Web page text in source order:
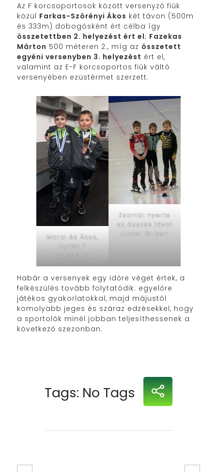
Az F korcsoportosok között versenyző fiúk
közül Farkas-Szörényi Ákos két távon (500m
és 333m) dobogósként ért célba így
összetettben 2. helyezést ért el; Fazekas
Márton 500 méteren 2., míg az összetett
egyéni versenyben 3. helyezést ért el,
valamint az E-F korcsoportos fiúk váltó
versenyében ezüstérmet szerzett.
Marci és Ákos,
Junior F
kategória
Zsombi nyerte
az összes távot
Junior G-ben
Habár a versenyek egy időre véget értek, a
felkészülés tovább folytatódik: egyelőre
játékos gyakorlatokkal, majd májustól
komolyabb jeges és száraz edzésekkel, hogy
a sportolók minél jobban teljesíthessenek a
következő szezonban.
Tags: No Tags